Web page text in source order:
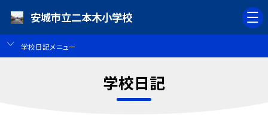
安城市立二本木小学校
学校日記メニュー
学校日記